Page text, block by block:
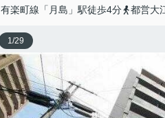
有楽町線「月島」駅徒歩4分
都営大
1/29